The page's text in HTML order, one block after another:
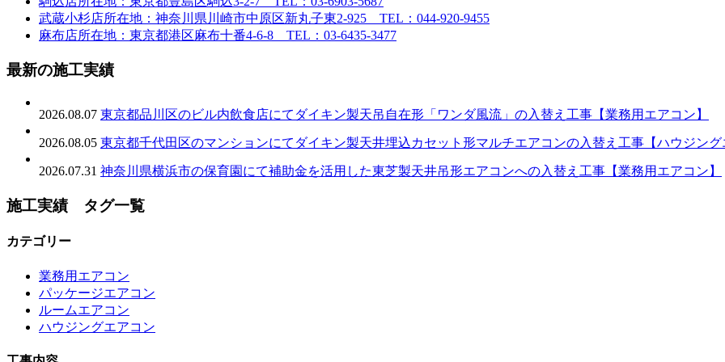
武蔵小杉店所在地：神奈川県川崎市中原区新丸子東2-925 TEL：044-920-9455
麻布店所在地：東京都港区麻布十番4-6-8 TEL：03-6435-3477
最新の施工実績
2026.08.07 東京都品川区のビル内飲食店にてダイキン製天吊自在形「ワンダ風流」の入替え工事【業務用エアコン】
2026.08.05 東京都千代田区のマンションにてダイキン製天井埋込カセット形マルチエアコンの入替え工事【ハウジング
2026.07.31 神奈川県横浜市の保育園にて補助金を活用した東芝製天井吊形エアコンへの入替え工事【業務用エアコン】
施工実績 タグ一覧
カテゴリー
業務用エアコン
パッケージエアコン
ルームエアコン
ハウジングエアコン